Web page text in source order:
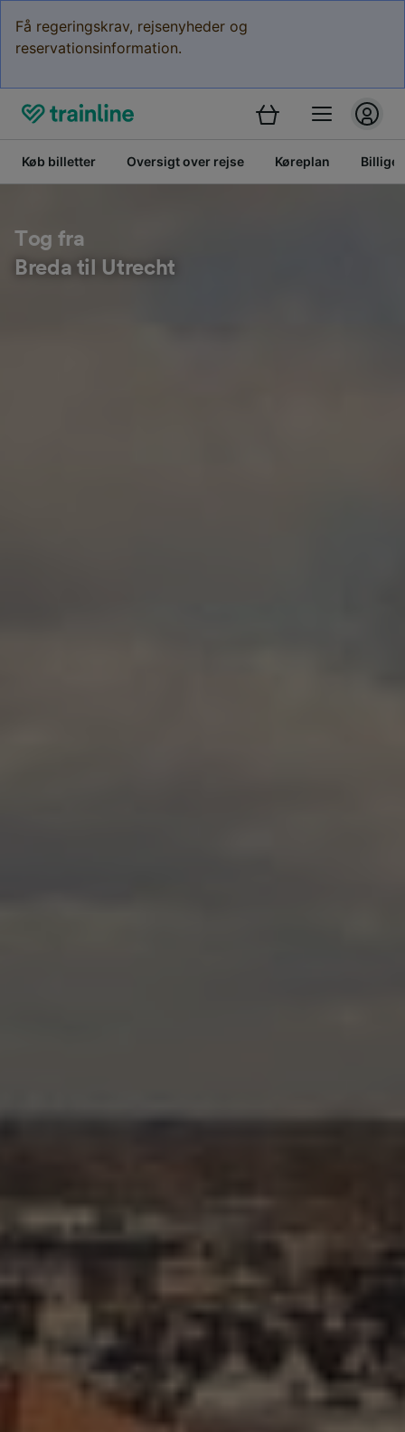
Få regeringskrav, rejsenyheder og
reservationsinformation.
Køb billetter Oversigt over rejse Køreplan Billige
Tog fra
Breda til Utrecht